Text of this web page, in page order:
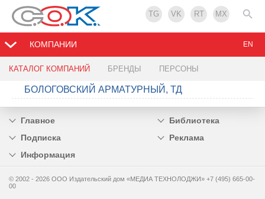
TG VK RT MX
КОМПАНИИ
КАТАЛОГ КОМПАНИЙ БРЕНДЫ ПЕРСОНЫ
EN
БОЛОГОВСКИЙ АРМАТУРНЫЙ, ТД
Главное
Библиотека
Подписка
Реклама
Информация
© 2002 - 2026 OOO Издательский дом «МЕДИА ТЕХНОЛОДЖИ» +7 (495) 665-00-
00